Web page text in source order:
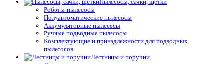
Пылесосы, сачки, щетки
Роботы-пылесосы
Полуавтоматические пылесосы
Аккумуляторные пылесосы
Ручные подводные пылесосы
Комплектующие и принадлежности для подводных
пылесосов
Лестницы и поручни